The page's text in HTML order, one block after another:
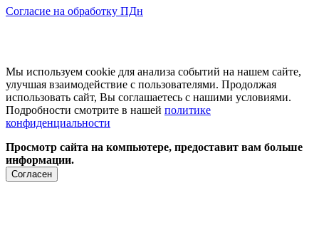
Согласие на обработку ПДн
Мы используем cookie для анализа событий на нашем сайте,
улучшая взаимодействие с пользователями. Продолжая
использовать сайт, Вы соглашаетесь с нашими условиями.
Подробности смотрите в нашей политике
конфиденциальности
Просмотр сайта на компьютере, предоставит вам больше
информации.
Согласен